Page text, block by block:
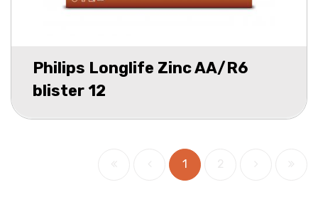
Philips Longlife Zinc AA/R6
blister 12
1